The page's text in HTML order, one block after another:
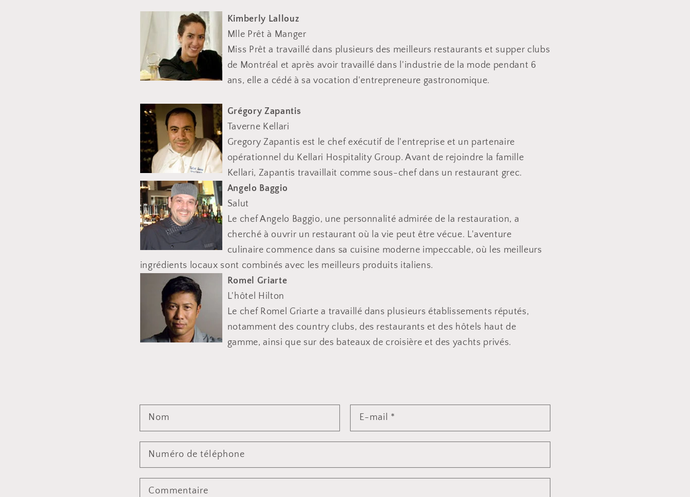
Kimberly Lallouz
Mlle Prêt à Manger
Miss Prêt a travaillé dans plusieurs des meilleurs restaurants et supper clubs
de Montréal et après avoir travaillé dans l'industrie de la mode pendant 6
ans, elle a cédé à sa vocation d'entrepreneure gastronomique.
Grégory Zapantis
Taverne Kellari
Gregory Zapantis est le chef exécutif de l'entreprise et un partenaire
opérationnel du Kellari Hospitality Group. Avant de rejoindre la famille
Kellari, Zapantis travaillait comme sous-chef dans un restaurant grec.
Angelo Baggio
Salut
Le chef Angelo Baggio, une personnalité admirée de la restauration, a
cherché à ouvrir un restaurant où la vie peut être vécue. L'aventure
culinaire commence dans sa cuisine moderne impeccable, où les meilleurs
ingrédients locaux sont combinés avec les meilleurs produits italiens.
Romel Griarte
L'hôtel Hilton
Le chef Romel Griarte a travaillé dans plusieurs établissements réputés,
notamment des country clubs, des restaurants et des hôtels haut de
gamme, ainsi que sur des bateaux de croisière et des yachts privés.
Nom E-mail *
Numéro de téléphone
Commentaire